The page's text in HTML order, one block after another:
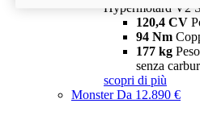
Hypermotard V2
120,4 CV
94 Nm
177 kg
senza
scopri di più
MonsterDa 12.890 €